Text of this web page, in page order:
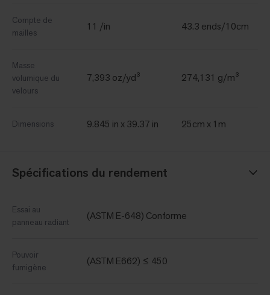
Compte de
mailles
11 /in 43.3 ends/10cm
Masse
volumique du
velours
7,393 oz/yd³ 274,131 g/m³
Dimensions 9.845 in x 39.37 in 25cm x 1m
Spécifications du rendement
Essai au
panneau radiant
(ASTM E-648) Conforme
Pouvoir
fumigène
(ASTM E662) ≤ 450